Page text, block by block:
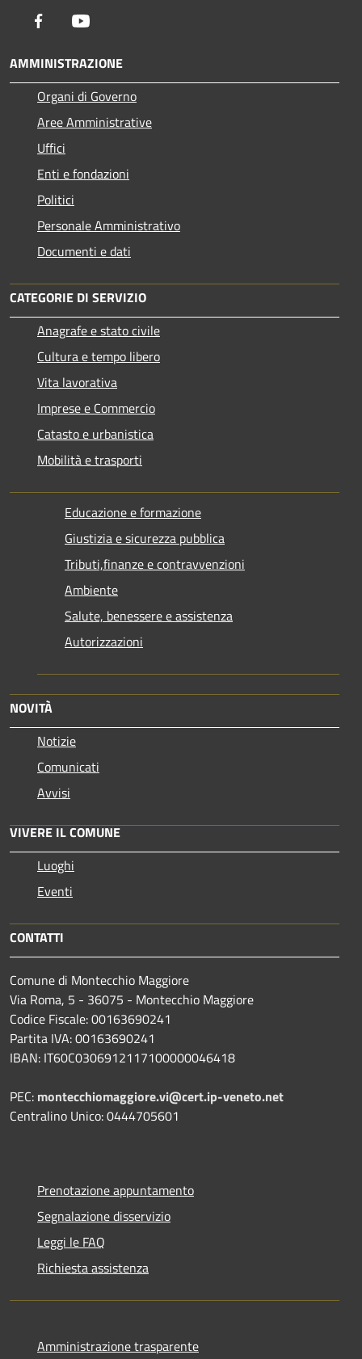
Facebook
AMMINISTRAZIONE
Organi di Governo
Aree Amministrative
Uffici
Enti e fondazioni
Politici
Personale Amministrativo
Documenti e dati
CATEGORIE DI SERVIZIO
Anagrafe e stato civile
Cultura e tempo libero
Vita lavorativa
Imprese e Commercio
Catasto e urbanistica
Mobilità e trasporti
Educazione e formazione
Giustizia e sicurezza pubblica
Tributi,finanze e contravvenzioni
Ambiente
Salute, benessere e assistenza
Autorizzazioni
NOVITÀ
Notizie
Comunicati
Avvisi
VIVERE IL COMUNE
Luoghi
Eventi
CONTATTI
Comune di Montecchio Maggiore
Via Roma, 5 - 36075 - Montecchio Maggiore
Codice Fiscale: 00163690241
Partita IVA: 00163690241
IBAN: IT60C0306912117100000046418
PEC: montecchiomaggiore.vi@cert.ip-veneto.net
Centralino Unico: 0444705601
Prenotazione appuntamento
Segnalazione disservizio
Leggi le FAQ
Richiesta assistenza
Amministrazione trasparente